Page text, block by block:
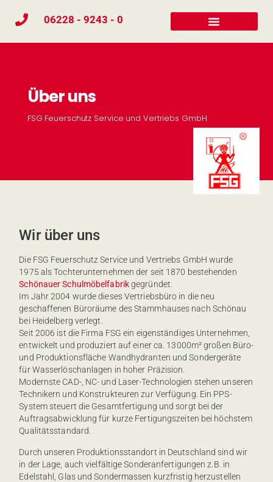
06228 - 9243 - 0
Über uns
FSG Feuerschutz Service und Vertriebs GmbH
Wir über uns
Die FSG Feuerschutz Service und Vertriebs GmbH wurde
1975 als Tochterunternehmen der seit 1870 bestehenden
Schönauer Schulmöbelfabrikgegründet.
Im Jahr 2004 wurde dieses Vertriebsbüro in die neu
geschaffenen Büroräume des Stammhauses nach Schönau
bei Heidelberg verlegt.
Seit 2006 ist die Firma FSG ein eigenständiges Unternehmen,
entwickelt und produziert auf einer ca. 13000m² großen Büro-
und Produktionsfläche Wandhydranten und Sondergeräte
für Wasserlöschanlagen in hoher Präzision.
Modernste CAD-, NC- und Laser-Technologien stehen unseren
Technikern und Konstrukteuren zur Verfügung. Ein PPS-
System steuert die Gesamtfertigung und sorgt bei der
Auftragsabwicklung für kurze Fertigungszeiten bei höchstem
Qualitätsstandard.
Durch unseren Produktionsstandort in Deutschland sind wir
in der Lage, auch vielfältige Sonderanfertigungen z.B. in
Edelstahl, Glas und Sondermassen kurzfristig herzustellen